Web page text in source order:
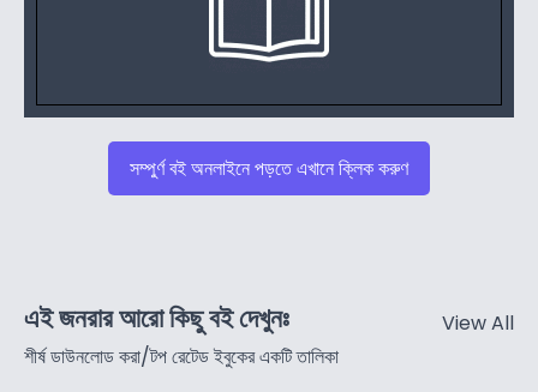
সম্পুর্ণ বই অনলাইনে পড়তে এখানে ক্লিক করুণ
এই জনরার আরো কিছু বই দেখুনঃ
শীর্ষ ডাউনলোড করা/টপ রেটেড ইবুকের একটি তালিকা
View All